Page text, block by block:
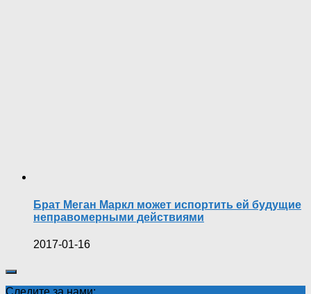
Брат Меган Маркл может испортить ей будущие
неправомерными действиями
2017-01-16
Следите за нами: